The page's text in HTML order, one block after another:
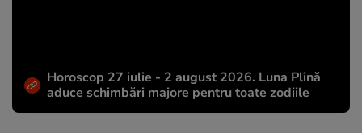
Horoscop 27 iulie - 2 august 2026. Luna Plină
aduce schimbări majore pentru toate zodiile